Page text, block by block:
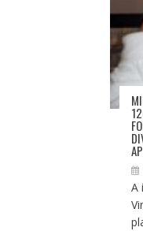
O
S
T
A